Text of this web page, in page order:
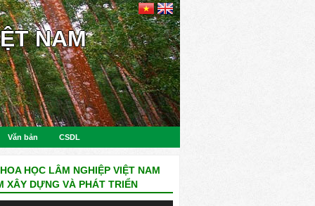
NAM
Văn bản CSDL
HỌC LÂM NGHIỆP VIỆT NAM
XÂY DỰNG VÀ PHÁT TRIỂN